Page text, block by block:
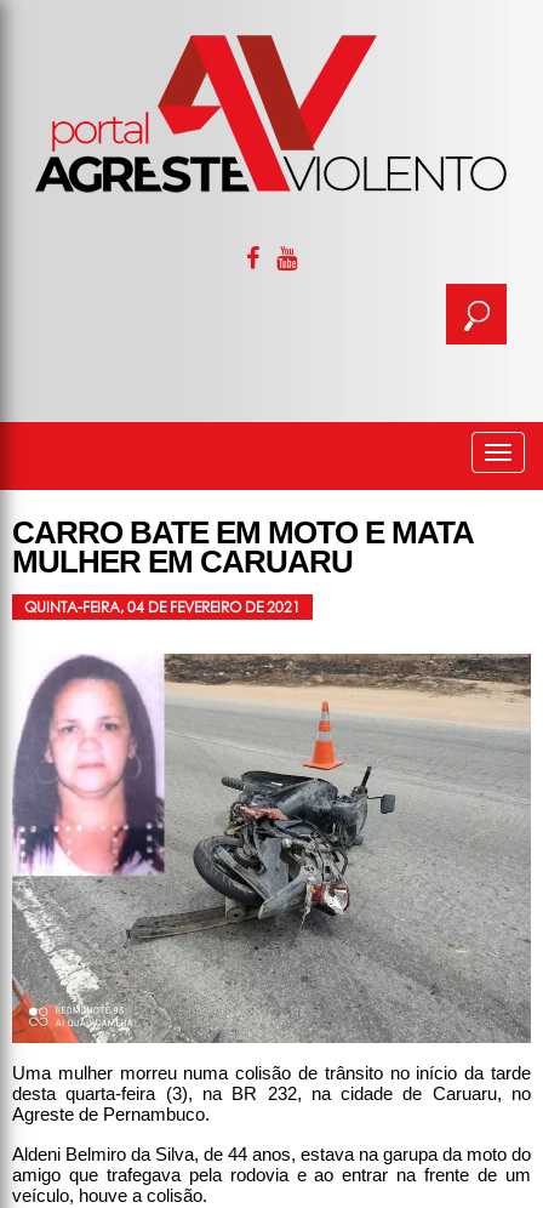
CARRO BATE EM MOTO E MATA
MULHER EM CARUARU
QUINTA-FEIRA, 04 DE FEVEREIRO DE 2021
Uma mulher morreu numa colisão de trânsito no início da tarde
desta quarta-feira (3), na BR 232, na cidade de Caruaru, no
Agreste de Pernambuco.
Aldeni Belmiro da Silva, de 44 anos, estava na garupa da moto do
amigo que trafegava pela rodovia e ao entrar na frente de um
veículo, houve a colisão.